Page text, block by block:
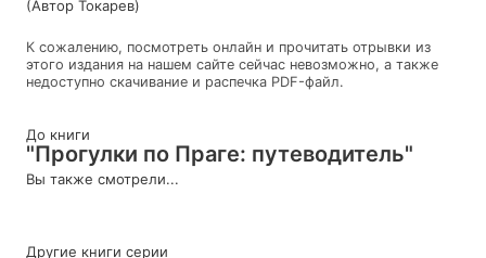
(Автор Токарев)
К сожалению, посмотреть онлайн и прочитать отрывки из
этого издания на нашем сайте сейчас невозможно, а также
недоступно скачивание и распечка PDF-файл.
До книги
"Прогулки по Праге: путеводитель"
Вы также смотрели...
Другие книги серии